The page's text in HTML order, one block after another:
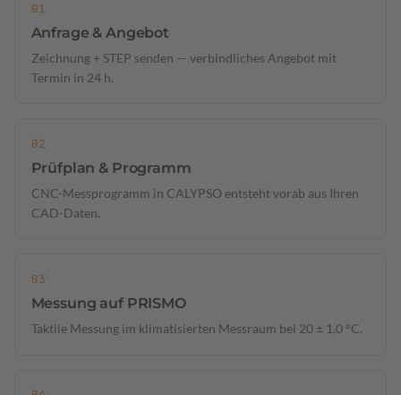
Anfrage & Angebot
Zeichnung + STEP senden — verbindliches Angebot mit
Termin in 24 h.
Prüfplan & Programm
CNC-Messprogramm in CALYPSO entsteht vorab aus Ihren
CAD-Daten.
Messung auf PRISMO
Taktile Messung im klimatisierten Messraum bei 20 ± 1,0 °C.